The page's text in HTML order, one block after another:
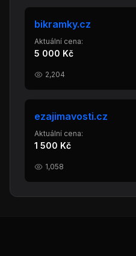
bikramky.cz
Aktuální cena:
5 000 Kč
2,204
ezajimavosti.cz
Aktuální cena:
1 500 Kč
1,058